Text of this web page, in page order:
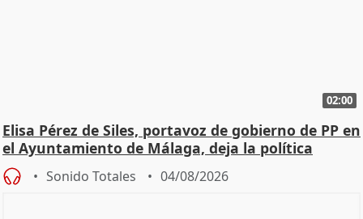
02:00
Elisa Pérez de Siles, portavoz de gobierno de PP en
el Ayuntamiento de Málaga, deja la política
Sonido Totales 04/08/2026